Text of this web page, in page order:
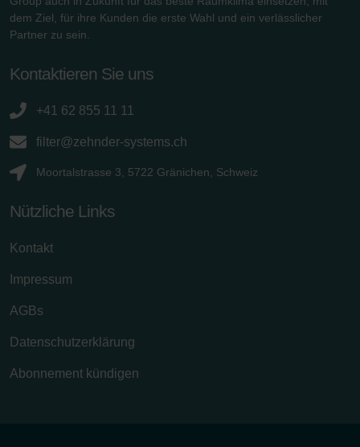
Zehnder Group Deutschland GmbH
dem Ziel, für ihre Kunden die erste Wahl und ein verlässlicher
Partner zu sein.
Kontaktieren Sie uns
+41 62 855 11 11
filter@zehnder-systems.ch
Moortalstrasse 3, 5722 Gränichen, Schweiz
Nützliche Links
Kontakt
Impressum
AGBs
Datenschutzerklärung
Abonnement kündigen